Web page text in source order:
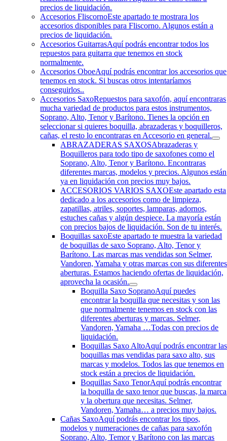
precios de liquidación.
Accesorios FliscornoEste apartado te mostrara los
accesorios disponibles para Fliscorno. Algunos están a
precios de liquidación.
Accesorios GuitarrasAquí podrás encontrar todos los
repuestos para guitarra que tenemos en stock
normalmente.
Accesorios OboeAquí podrás encontrar los accesorios que
tenemos en stock. Si buscas otros intentaríamos
conseguirlos..
Accesorios SaxoRepuestos para saxofón, aquí encontraras
mucha variedad de productos para estos instrumentos,
Soprano, Alto, Tenor y Barítono. Tienes la opción en
seleccionar si quieres boquilla, abrazaderas y boquilleros,
cañas, el resto lo encontraras en Accesorio en general.
ABRAZADERAS SAXOSAbrazaderas y
Boquilleros para todo tipo de saxofones como el
Soprano, Alto, Tenor y Barítono. Encontraras
diferentes marcas, modelos y precios. Algunos están
ya en liquidación con precios muy bajos.
ACCESORIOS VARIOS SAXOEste apartado esta
dedicado a los accesorios como de limpieza,
zapatillas, atriles, soportes, lamparas, adornos,
estuches cañas y algún despiece. La mayoría están
con precios bajos de liquidación. Son de tu interés.
Boquillas saxoEste apartado te muestra la variedad
de boquillas de saxo Soprano, Alto, Tenor y
Barítono. Las marcas mas vendidas son Selmer,
Vandoren, Yamaha y otras marcas con sus diferentes
aberturas. Estamos haciendo ofertas de liquidación,
aprovecha la ocasión.
Boquilla Saxo SopranoAquí puedes
encontrar la boquilla que necesitas y son las
que normalmente tenemos en stock con las
diferentes aberturas y marcas. Selmer,
Vandoren, Yamaha …Todas con precios de
liquidación.
Boquillas Saxo AltoAquí podrás encontrar las
boquillas mas vendidas para saxo alto, sus
marcas y modelos. Todos las que tenemos en
stock están a precios de liquidación.
Boquillas Saxo TenorAquí podrás encontrar
la boquilla de saxo tenor que buscas, la marca
y la obertura que necesitas. Selmer,
Vandoren, Yamaha… a precios muy bajos.
Cañas SaxoAquí podrás encontrar los tipos,
modelos y numeraciones de cañas para saxofón
Soprano, Alto, Temor y Barítono con las marcas